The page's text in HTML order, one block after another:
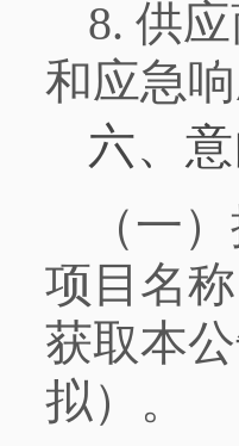
8. 供
和应急响
六、
（一
项目名
获取本
拟）。